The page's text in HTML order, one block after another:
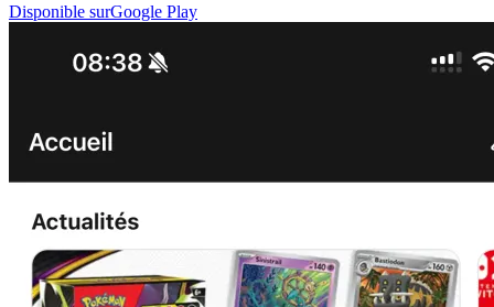
Disponible surGoogle Play